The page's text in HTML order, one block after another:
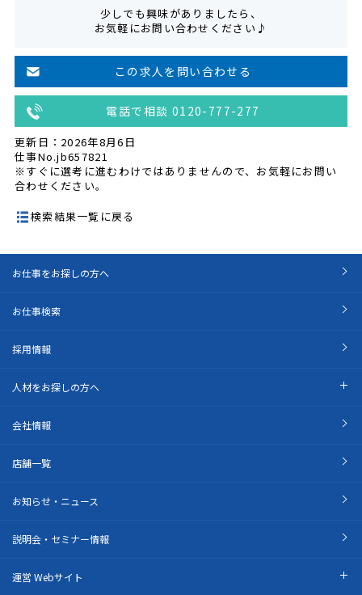
少しでも興味がありましたら、
お気軽にお問い合わせください♪
この求人を問い合わせる
電話で相談 0120-777-277
更新日：2026年8月6日
仕事No.jb657821
※すぐに選考に進むわけではありませんので、お気軽にお問い
合わせください。
検索結果一覧に戻る
お仕事をお探しの方へ
お仕事検索
採用情報
人材をお探しの方へ
会社情報
店舗一覧
お知らせ・ニュース
説明会・セミナー情報
運営 Webサイト